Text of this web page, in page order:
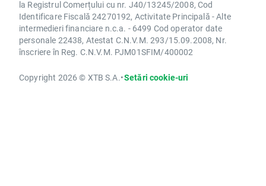
la Registrul Comerțului cu nr. J40/13245/2008, Cod
Identificare Fiscală 24270192, Activitate Principală - Alte
intermedieri financiare n.c.a. - 6499 Cod operator date
personale 22438, Atestat C.N.V.M. 293/15.09.2008, Nr.
înscriere în Reg. C.N.V.M. PJM01SFIM/400002
Copyright 2026 © XTB S.A.•Setări cookie-uri